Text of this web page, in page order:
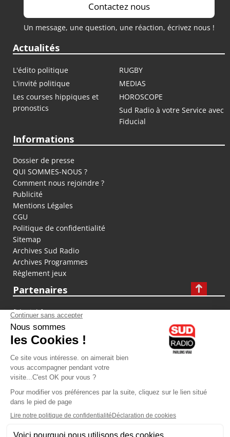
Contactez nous
Un message, une question, une réaction, écrivez nous !
Actualités
L'édito politique
RUGBY
L'invité politique
MEDIAS
Les courses hippiques et
pronostics
HOROSCOPE
Sud Radio à votre Service avec
Fiducial
Informations
Dossier de presse
QUI SOMMES-NOUS ?
Comment nous rejoindre ?
Publicité
Mentions Légales
CGU
Politique de confidentialité
Sitemap
Archives Sud Radio
Archives Programmes
Règlement jeux
Partenaires
fiducial.fr
lyoncapitale.fr
olympique-et-lyonnais.com
L'application Iphone / Android
Téléchargez l'application
Les cookies
Gestion des cookies